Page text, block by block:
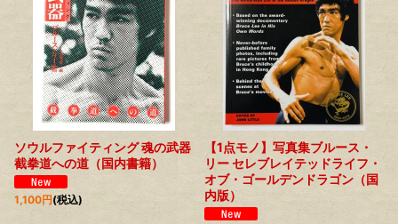
ソウルファイティング 魂の武器
截拳道への道（国内書籍）
1,100円(税込)
【1点モノ】写真集ブルース・
リー セレブレイテッドライフ・
オブ・ゴールデンドラゴン（国
内版）